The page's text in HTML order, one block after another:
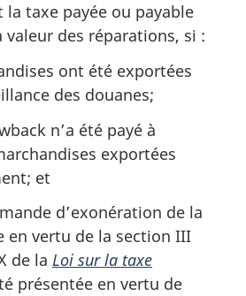
la taxe payée ou payable
valeur des réparations, si :
ont été exportées
des douanes;
n’a été payé à
exportées
et
d’exonération de la
en vertu de la section III
de la Loi sur la taxe
présentée en vertu de